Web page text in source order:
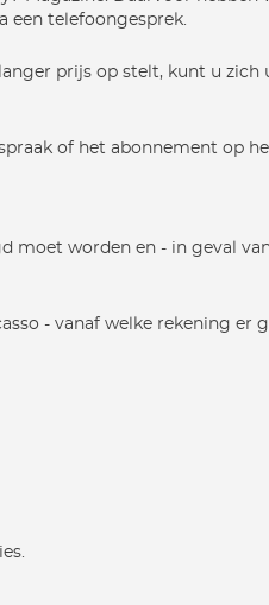
een telefoongesprek.
prijs op stelt, kunt u zich
of het abonnement op
moet worden en - in geval
- vanaf welke rekening er